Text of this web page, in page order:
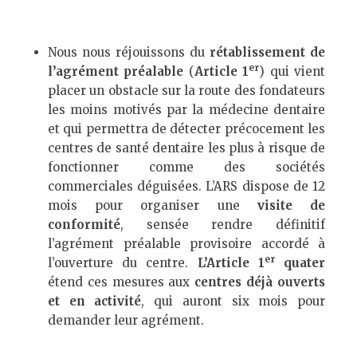
Nous nous réjouissons du rétablissement de
l’agrément préalable (Article 1er) qui vient
placer un obstacle sur la route des fondateurs
les moins motivés par la médecine dentaire
et qui permettra de détecter précocement les
centres de santé dentaire les plus à risque de
fonctionner comme des sociétés
commerciales déguisées. L’ARS dispose de 12
mois pour organiser une visite de
conformité, sensée rendre définitif
l’agrément préalable provisoire accordé à
l’ouverture du centre. L’Article 1erquater
étend ces mesures aux centres déjà ouverts
et en activité, qui auront six mois pour
demander leur agrément.